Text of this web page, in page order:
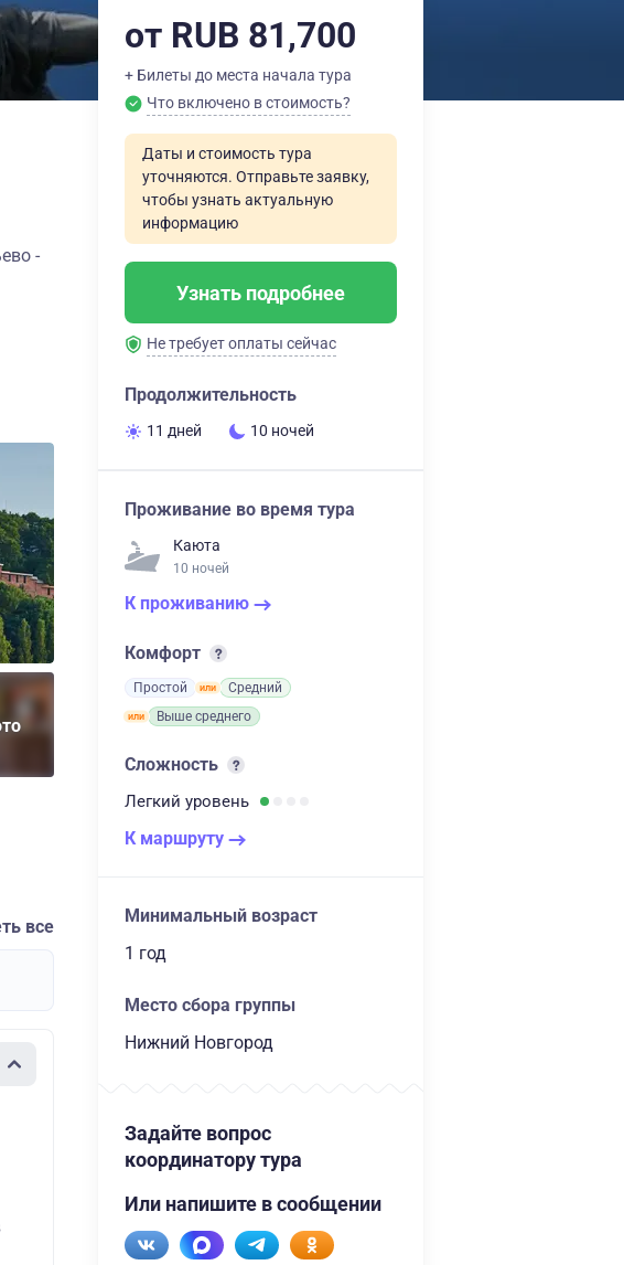
-
все
от RUB 81,700
+ Билеты до места начала тура
Что включено в стоимость?
Даты и стоимость тура
уточняются. Отправьте заявку,
чтобы узнать актуальную
информацию
Узнать подробнее
Не требует оплаты сейчас
Продолжительность
11 дней 10 ночей
Проживание во время тура
Каюта
10 ночей
К проживанию
Комфорт
Простой
Средний
Выше среднего
Сложность
Легкий уровень
К маршруту
Минимальный возраст
1 год
Место сбора группы
Нижний Новгород
Задайте вопрос
координатору тура
Или напишите в сообщении